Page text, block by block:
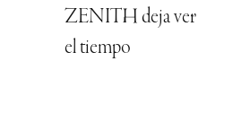
ZENITH deja ver
el tiempo